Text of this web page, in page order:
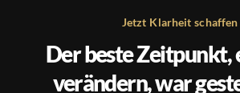
Jetzt Klarheit schaffen
Der beste Zeitpunkt,
verändern, war